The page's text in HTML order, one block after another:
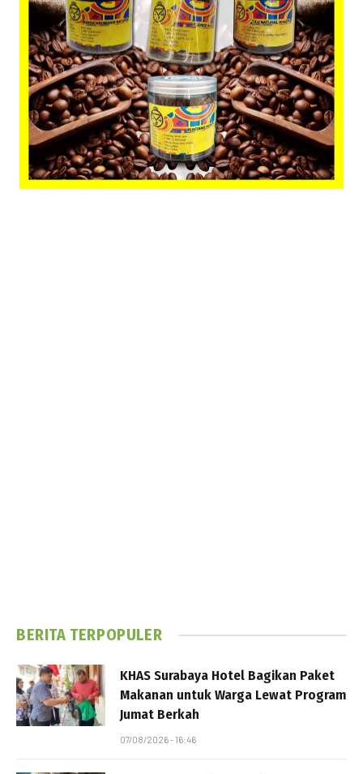
BERITA TERPOPULER
KHAS Surabaya Hotel Bagikan Paket
Makanan untuk Warga Lewat Program
Jumat Berkah
07/08/2026 - 16:46